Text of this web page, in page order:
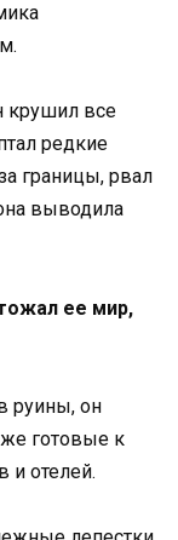
крушил все
редкие
границы, рвал
выводила
ее мир,
руины, он
готовые к
и отелей.